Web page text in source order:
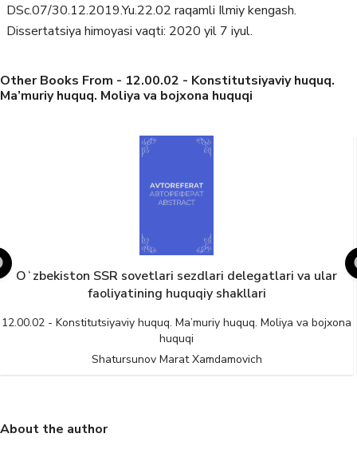
DSc.07/30.12.2019.Yu.22.02 raqamli Ilmiy kengash.
Dissertatsiya himoyasi vaqti: 2020 yil 7 iyul.
Other Books From - 12.00.02 - Konstitutsiyaviy huquq.
Ma’muriy huquq. Moliya va bojxona huquqi
Oʻzbekiston SSR sovetlari sezdlari delegatlari va ular
faoliyatining huquqiy shakllari
12.00.02 - Konstitutsiyaviy huquq. Ma’muriy huquq. Moliya va bojxona
huquqi
Shatursunov Marat Xamdamovich
About the author